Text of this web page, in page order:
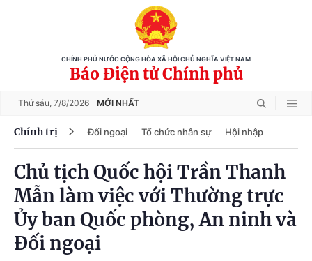
CHÍNH PHỦ NƯỚC CỘNG HÒA XÃ HỘI CHỦ NGHĨA VIỆT NAM
Báo Điện tử Chính phủ
Thứ sáu, 7/8/2026 MỚI NHẤT
Chính trị Đối ngoại Tổ chức nhân sự Hội nhập
Chủ tịch Quốc hội Trần Thanh
Mẫn làm việc với Thường trực
Ủy ban Quốc phòng, An ninh và
Đối ngoại